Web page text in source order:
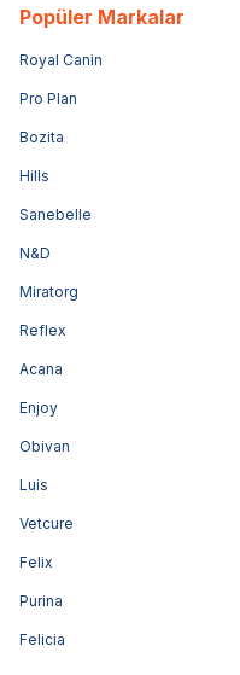
Popüler Markalar
Royal Canin
Pro Plan
Bozita
Hills
Sanebelle
N&D
Miratorg
Reflex
Acana
Enjoy
Obivan
Luis
Vetcure
Felix
Purina
Felicia